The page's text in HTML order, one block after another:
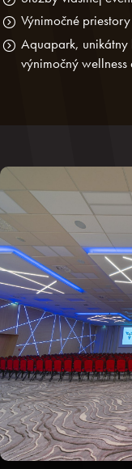
Výnimočné
Aquapark, unikátny
výnimočný